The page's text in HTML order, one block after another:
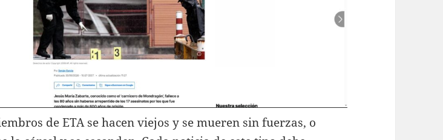
de ETA se hacen viejos y se mueren sin fuerzas, o